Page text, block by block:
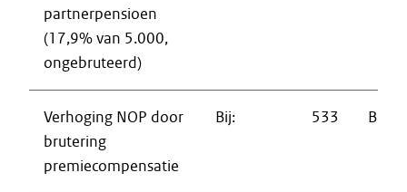
partnerpensioen
(17,9% van 5.000,
ongebruteerd)
Verhoging NOP door
brutering
premiecompensatie
Bij: 533 Bij: